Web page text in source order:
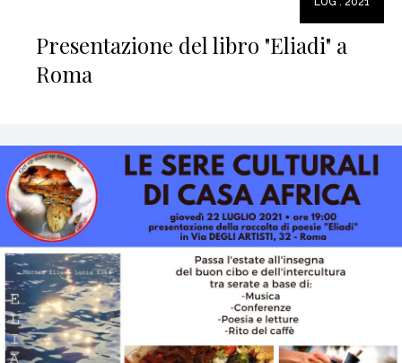
Presentazione del libro "Eliadi" a
Roma